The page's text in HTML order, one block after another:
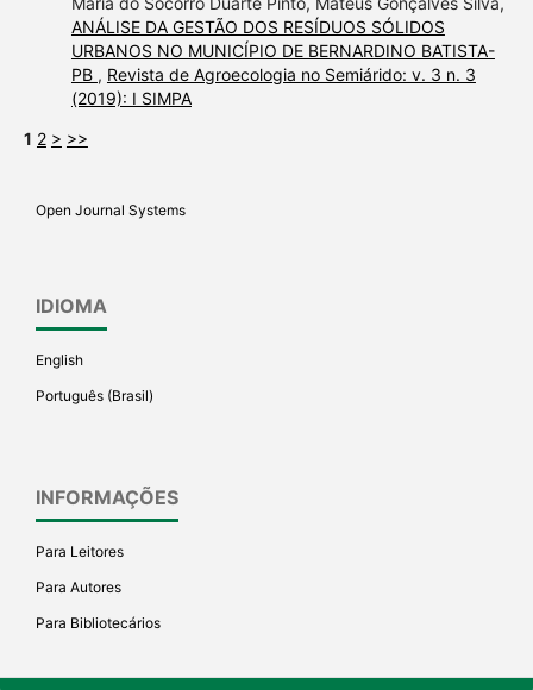
ANÁLISE DA GESTÃO DOS RESÍDUOS SÓLIDOS
URBANOS NO MUNICÍPIO DE BERNARDINO BATISTA-
PB , Revista de Agroecologia no Semiárido: v. 3 n. 3
(2019): I SIMPA
1 2 > >>
Open Journal Systems
IDIOMA
English
Português (Brasil)
INFORMAÇÕES
Para Leitores
Para Autores
Para Bibliotecários